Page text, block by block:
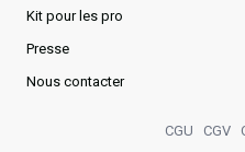
Kit pour les pro
Presse
Nous contacter
CGU CGV